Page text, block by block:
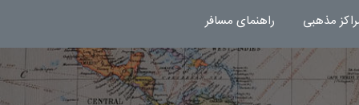
مذهبی راهنمای مسافر